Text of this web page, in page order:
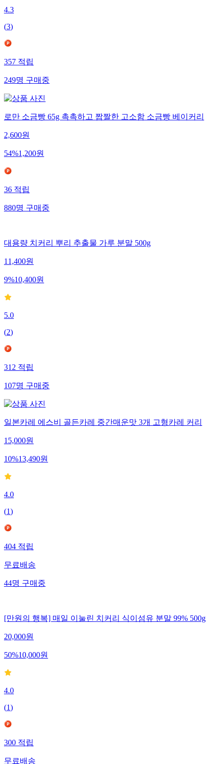
4.3
(3)
357적립
249명구매중
로만 소금빵 65g 촉촉하고 짭짤한 고소함 소금빵 베이커리
2,600원
54%1,200원
36적립
880명구매중
대용량 치커리 뿌리 추출물 가루 분말 500g
11,400원
9%10,400원
5.0
(2)
312적립
107명구매중
일본카레 에스비 골든카레 중간매운맛 3개 고형카레 커리
15,000원
10%13,490원
4.0
(1)
404적립
무료배송
44명구매중
[만원의 행복] 매일 이눌린 치커리 식이섬유 분말 99% 500g
20,000원
50%10,000원
4.0
(1)
300적립